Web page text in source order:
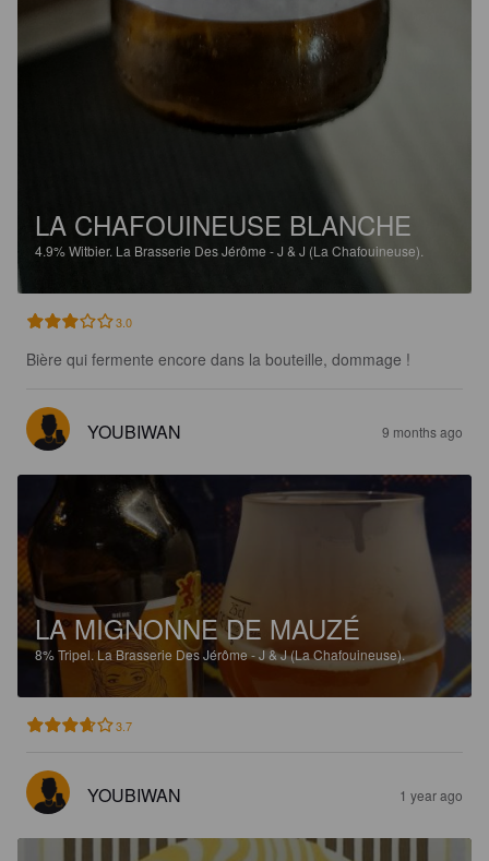
LA CHAFOUINEUSE BLANCHE
4.9%Witbier. La Brasserie Des Jérôme - J & J (La Chafouineuse).
3.0
Bière qui fermente encore dans la bouteille, dommage !
YOUBIWAN 9 months ago
LA MIGNONNE DE MAUZÉ
8%Tripel. La Brasserie Des Jérôme - J & J (La Chafouineuse).
3.7
YOUBIWAN 1 year ago